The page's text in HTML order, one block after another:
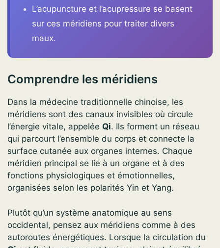
L’acupuncture et l’acupressure se basent
sur ces méridiens pour traiter divers
maux.
Comprendre les méridiens
Dans la médecine traditionnelle chinoise, les
méridiens sont des canaux invisibles où circule
l’énergie vitale, appelée Qi. Ils forment un réseau
qui parcourt l’ensemble du corps et connecte la
surface cutanée aux organes internes. Chaque
méridien principal se lie à un organe et à des
fonctions physiologiques et émotionnelles,
organisées selon les polarités Yin et Yang.
Plutôt qu’un système anatomique au sens
occidental, pensez aux méridiens comme à des
autoroutes énergétiques. Lorsque la circulation du